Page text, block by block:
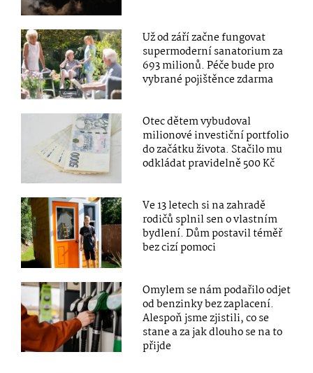
Už od září začne fungovat
supermoderní sanatorium za
693 milionů. Péče bude pro
vybrané pojištěnce zdarma
Otec dětem vybudoval
milionové investiční portfolio
do začátku života. Stačilo mu
odkládat pravidelně 500 Kč
Ve 13 letech si na zahradě
rodičů splnil sen o vlastním
bydlení. Dům postavil téměř
bez cizí pomoci
Omylem se nám podařilo odjet
od benzinky bez zaplacení.
Alespoň jsme zjistili, co se
stane a za jak dlouho se na to
přijde